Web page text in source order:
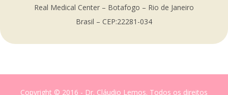
Real Medical Center – Botafogo – Rio de Janeiro
Brasil – CEP:22281-034
Copyright © 2016 - Dr. Cláudio Lemos. Todos os direitos